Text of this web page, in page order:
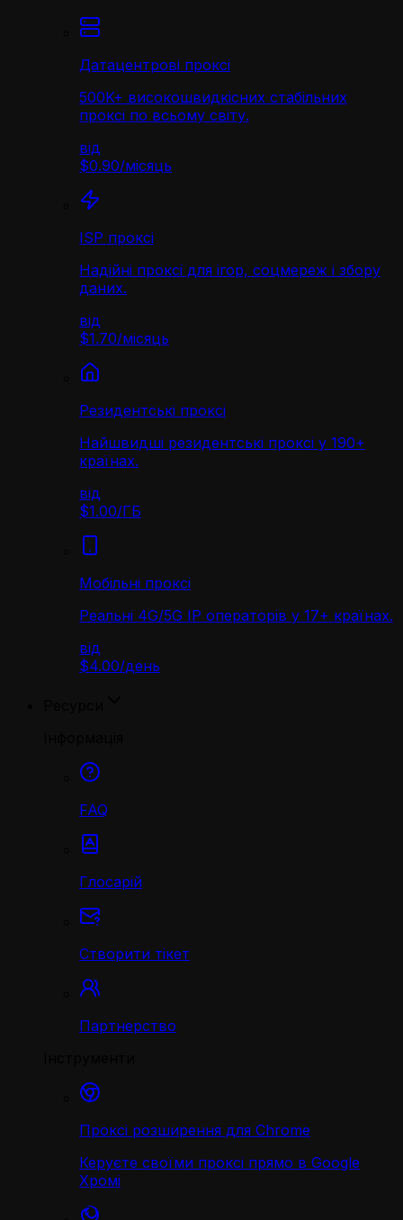
Датацентрові проксі
500K+ високошвидкісних стабільних
проксі по всьому світу.
від
$0.90/місяць
ISP проксі
Надійні проксі для ігор, соцмереж і збору
даних.
від
$1.70/місяць
Резидентські проксі
Найшвидші резидентські проксі у 190+
країнах.
від
$1.00/ГБ
Мобільні проксі
Реальні 4G/5G IP операторів у 17+ країнах.
від
$4.00/день
FAQ
Глосарій
Створити тікет
Партнерство
Проксі розширення для Chrome
Керуєте своїми проксі прямо в Google
Хромі